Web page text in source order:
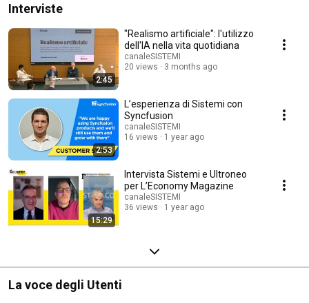
Interviste
2:45
"Realismo artificiale": l'utilizzo
dell'IA nella vita quotidiana
canaleSISTEMI
20 views
3 months ago
2:53
L’esperienza di Sistemi con
Syncfusion
canaleSISTEMI
16 views
1 year ago
15:29
Intervista Sistemi e Ultroneo
per L’Economy Magazine
canaleSISTEMI
36 views
1 year ago
La voce degli Utenti